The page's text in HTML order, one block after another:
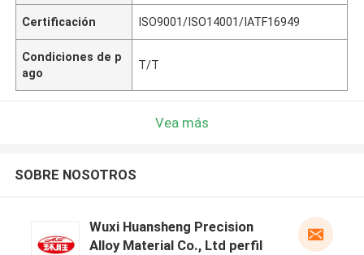
Certificación ISO9001/ISO14001/IATF16949
Condiciones de p
ago
T/T
Vea más
SOBRE NOSOTROS
Wuxi Huansheng Precision
Alloy Material Co., Ltd perfil